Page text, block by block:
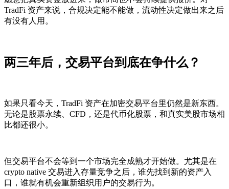
TradFi 资产来说，合规决定能不能做，流动性决定做出来之后
有没有人用。
两三年后，交易平台到底在争什么？
如果只看今天，TradFi 资产在加密交易平台里仍然是新东西。
无论是股票永续、CFD，还是代币化股票，和真实美股市场相
比都还很小。
但交易平台不会等到一个市场完全成熟才开始做。尤其是在
crypto native 交易进入存量竞争之后，谁先找到新的资产入
口，谁就有机会重新组织用户的交易行为。